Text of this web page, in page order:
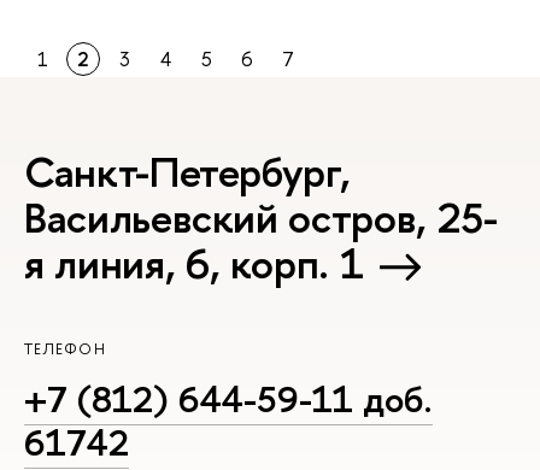
1 2 3 4 5 6 7
Санкт-Петербург,
Васильевский остров, 25-
я линия, 6, корп. 1
ТЕЛЕФОН
+7 (812) 644-59-11 доб.
61742